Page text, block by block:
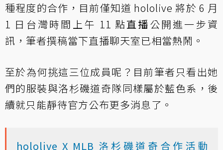
種程度的合作，目前僅知道 hololive 將於 6 月
1 日台灣時間上午 11 點直播公開進一步資
訊，筆者撰稿當下直播聊天室已相當熱鬧。
至於為何挑這三位成員呢？目前筆者只看出她
們的服裝與洛杉磯道奇隊同樣屬於藍色系，後
續就只能靜待官方公布更多消息了。
hololive X MLB 洛杉磯道奇合作活動